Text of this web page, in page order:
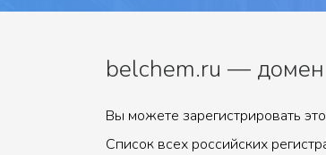
belchem.ru — домен
Вы можете зарегистрировать
Список всех российских